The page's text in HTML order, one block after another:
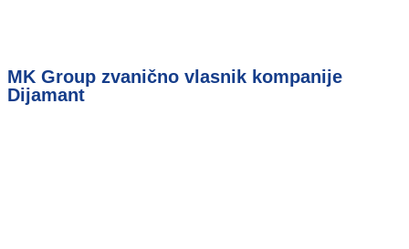
MK Group zvanično vlasnik kompanije
Dijamant